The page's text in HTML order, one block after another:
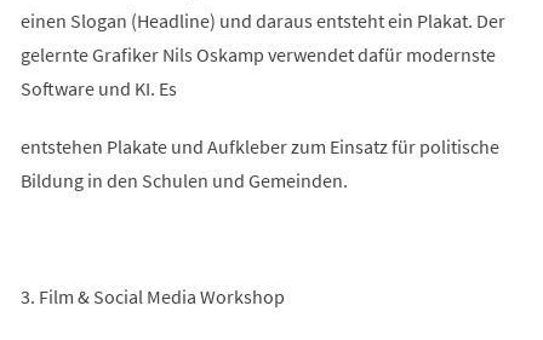
einen Slogan (Headline) und daraus entsteht ein Plakat. Der
gelernte Grafiker Nils Oskamp verwendet dafür modernste
Software und KI. Es
entstehen Plakate und Aufkleber zum Einsatz für politische
Bildung in den Schulen und Gemeinden.
3. Film & Social Media Workshop